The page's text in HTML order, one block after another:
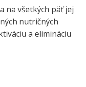
na všetkých päť jej
nutričných
a elimináciu